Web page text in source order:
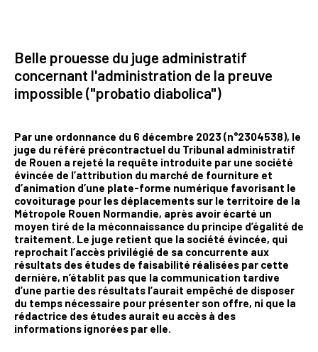
Belle prouesse du juge administratif
concernant l'administration de la preuve
impossible ("probatio diabolica")
Par une ordonnance du 6 décembre 2023 (n°2304538), le
juge du référé précontractuel du Tribunal administratif
de Rouen a rejeté la requête introduite par une société
évincée de l’attribution du marché de fourniture et
d’animation d’une plate-forme numérique favorisant le
covoiturage pour les déplacements sur le territoire de la
Métropole Rouen Normandie, après avoir écarté un
moyen tiré de la méconnaissance du principe d’égalité de
traitement. Le juge retient que la société évincée, qui
reprochait l’accès privilégié de sa concurrente aux
résultats des études de faisabilité réalisées par cette
dernière, n’établit pas que la communication tardive
d’une partie des résultats l’aurait empêché de disposer
du temps nécessaire pour présenter son offre, ni que la
rédactrice des études aurait eu accès à des
informations ignorées par elle.